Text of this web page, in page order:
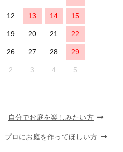
12 13 14 15
19 20 21 22
26 27 28 29
2 3 4 5
自分でお庭を楽しみたい方
プロにお庭を作ってほしい方